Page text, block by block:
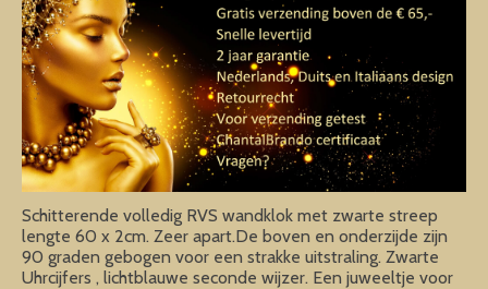
Schitterende volledig RVS wandklok met zwarte streep
lengte 60 x 2cm. Zeer apart.De boven en onderzijde zijn
90 graden gebogen voor een strakke uitstraling. Zwarte
Uhrcijfers , lichtblauwe seconde wijzer. Een juweeltje voor